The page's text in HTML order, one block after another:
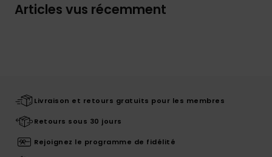
Articles vus récemment
Livraison et retours gratuits pour les membres
Retours sous 30 jours
Rejoignez le programme de fidélité